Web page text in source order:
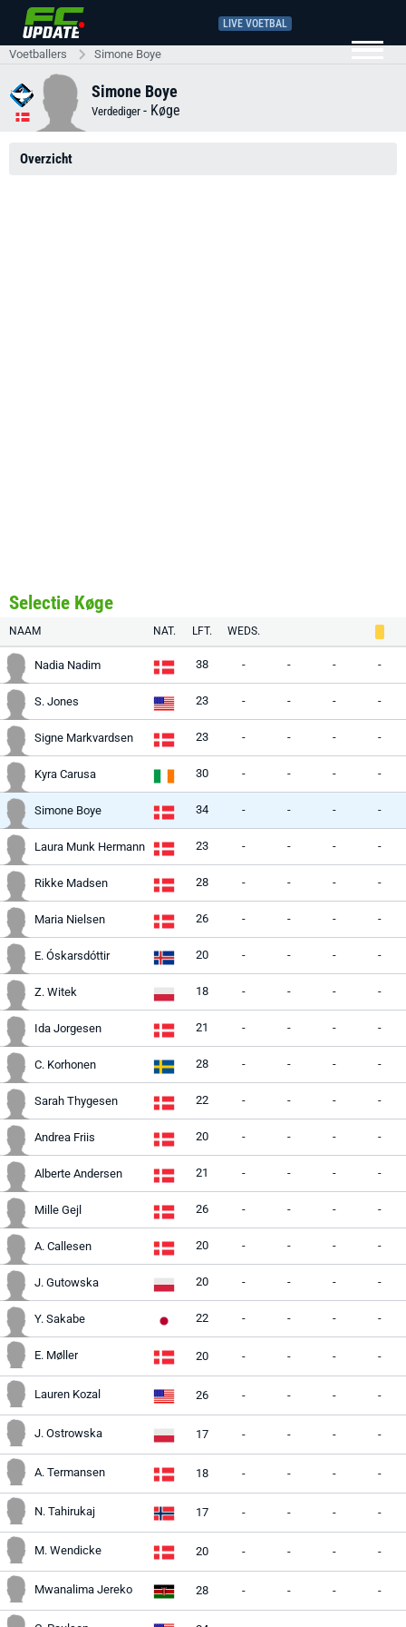
LIVE VOETBAL
Voetballers Simone Boye
Simone Boye
Verdediger - Køge
Overzicht
Selectie Køge
NAAM NAT. LFT. WEDS.
Nadia Nadim 38 - - - -
S. Jones 23 - - - -
Signe Markvardsen 23 - - - -
Kyra Carusa 30 - - - -
Simone Boye 34 - - - -
Laura Munk Hermann 23 - - - -
Rikke Madsen 28 - - - -
Maria Nielsen 26 - - - -
E. Óskarsdóttir 20 - - - -
Z. Witek 18 - - - -
Ida Jorgesen 21 - - - -
C. Korhonen 28 - - - -
Sarah Thygesen 22 - - - -
Andrea Friis 20 - - - -
Alberte Andersen 21 - - - -
Mille Gejl 26 - - - -
A. Callesen 20 - - - -
J. Gutowska 20 - - - -
Y. Sakabe 22 - - - -
E. Møller 20 - - - -
Lauren Kozal 26 - - - -
J. Ostrowska 17 - - - -
A. Termansen 18 - - - -
N. Tahirukaj 17 - - - -
M. Wendicke 20 - - - -
Mwanalima Jereko 28 - - - -